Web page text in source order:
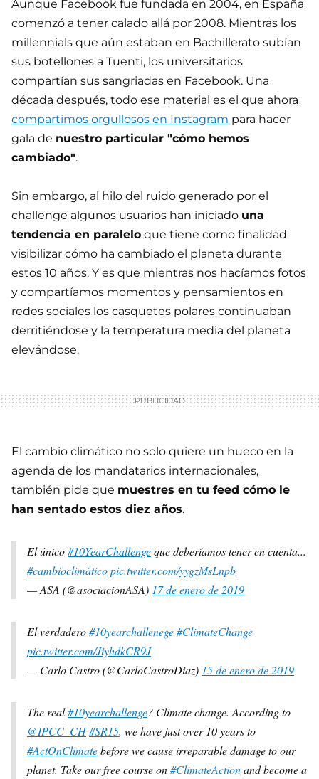
Aunque Facebook fue fundada en 2004, en España
comenzó a tener calado allá por 2008. Mientras los
millennials que aún estaban en Bachillerato subían
sus botellones a Tuenti, los universitarios
compartían sus sangriadas en Facebook. Una
década después, todo ese material es el que ahora
compartimos orgullosos en Instagram para hacer
gala de nuestro particular "cómo hemos
cambiado".
Sin embargo, al hilo del ruido generado por el
challenge algunos usuarios han iniciado una
tendencia en paralelo que tiene como finalidad
visibilizar cómo ha cambiado el planeta durante
estos 10 años. Y es que mientras nos hacíamos fotos
y compartíamos momentos y pensamientos en
redes sociales los casquetes polares continuaban
derritiéndose y la temperatura media del planeta
elevándose.
El cambio climático no solo quiere un hueco en la
agenda de los mandatarios internacionales,
también pide que muestres en tu feed cómo le
han sentado estos diez años.
El único#10YearChallengeque deberíamos tener en cuenta...
#cambioclimáticopic.twitter.com/yygzMsLnpb
— ASA (@asociacionASA) 17 de enero de 2019
El verdadero#10yearchallenege#ClimateChange
pic.twitter.com/JiyhdkCR9J
— Carlo Castro (@CarloCastroDiaz) 15 de enero de 2019
The real#10yearchallenge? Climate change. According to
@IPCC_CH#SR15, we have just over 10 years to
#ActOnClimatebefore we cause irreparable damage to our
planet. Take our free course on#ClimateActionand become a